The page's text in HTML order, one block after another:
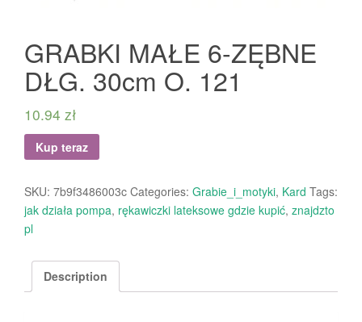
GRABKI MAŁE 6-ZĘBNE
DŁG. 30cm O. 121
10.94 zł
Kup teraz
SKU: 7b9f3486003c Categories: Grabie_i_motyki, Kard Tags:
jak działa pompa, rękawiczki lateksowe gdzie kupić, znajdzto
pl
Description